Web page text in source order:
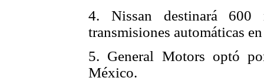
4. Nissan destinará 600
transmisiones automáticas
5. General Motors optó
México.